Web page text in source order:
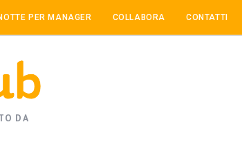
PER MANAGER COLLABORA CONTATTI
DA